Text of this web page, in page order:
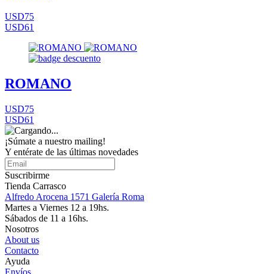
USD75
USD61
ROMANO
USD75
USD61
¡Súmate a nuestro mailing!
Y entérate de las últimas novedades
Suscribirme
Tienda Carrasco
Alfredo Arocena 1571 Galería Roma
Martes a Viernes 12 a 19hs.
Sábados de 11 a 16hs.
Nosotros
About us
Contacto
Ayuda